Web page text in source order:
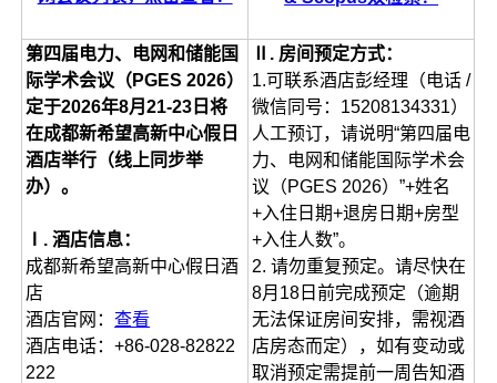
第四届电力、电网和储能国
际学术会议（PGES 2026）
定于2026年8月21-23日将
在成都新希望高新中心假日
酒店举行（线上同步举
办）。
Ⅰ. 酒店信息：
成都新希望高新中心假日酒
店
酒店官网：查看
酒店电话：+86-028-82822
222
Ⅱ. 房间预定方式：
1.可联系酒店彭经理（电话 /
微信同号：15208134331）
人工预订，请说明“第四届电
力、电网和储能国际学术会
议（PGES 2026）”+姓名
+入住日期+退房日期+房型
+入住人数”。
2. 请勿重复预定。请尽快在
8月18日前完成预定（逾期
无法保证房间安排，需视酒
店房态而定），如有变动或
取消预定需提前一周告知酒